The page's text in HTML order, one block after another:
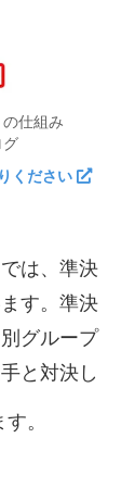
仕組み
ください
は、準決
す。準決
グループ
と対決し
。